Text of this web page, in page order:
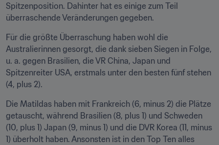
Spitzenposition. Dahinter hat es einige zum Teil
überraschende Veränderungen gegeben.
Für die größte Überraschung haben wohl die
Australierinnen gesorgt, die dank sieben Siegen in Folge,
u. a. gegen Brasilien, die VR China, Japan und
Spitzenreiter USA, erstmals unter den besten fünf stehen
(4, plus 2).
Die Matildas haben mit Frankreich (6, minus 2) die Plätze
getauscht, während Brasilien (8, plus 1) und Schweden
(10, plus 1) Japan (9, minus 1) und die DVR Korea (11, minus
1) überholt haben. Ansonsten ist in den Top Ten alles